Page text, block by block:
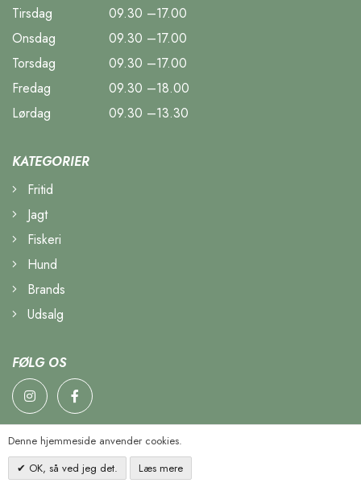
Tirsdag
09.30 –17.00
Onsdag
09.30 –17.00
Torsdag
09.30 –17.00
Fredag
09.30 –18.00
Lørdag
09.30 –13.30
KATEGORIER
Fritid
Jagt
Fiskeri
Hund
Brands
Udsalg
FØLG OS
Denne hjemmeside anvender cookies.
OK, så ved jeg det.
Læs mere